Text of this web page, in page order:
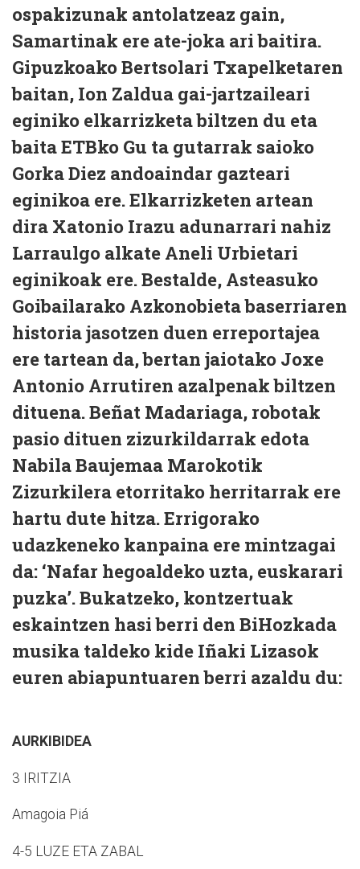
ospakizunak antolatzeaz gain,
Samartinak ere ate-joka ari baitira.
Gipuzkoako Bertsolari Txapelketaren
baitan, Ion Zaldua gai-jartzaileari
eginiko elkarrizketa biltzen du eta
baita ETBko Gu ta gutarrak saioko
Gorka Diez andoaindar gazteari
eginikoa ere. Elkarrizketen artean
dira Xatonio Irazu adunarrari nahiz
Larraulgo alkate Aneli Urbietari
eginikoak ere. Bestalde, Asteasuko
Goibailarako Azkonobieta baserriaren
historia jasotzen duen erreportajea
ere tartean da, bertan jaiotako Joxe
Antonio Arrutiren azalpenak biltzen
dituena. Beñat Madariaga, robotak
pasio dituen zizurkildarrak edota
Nabila Baujemaa Marokotik
Zizurkilera etorritako herritarrak ere
hartu dute hitza. Errigorako
udazkeneko kanpaina ere mintzagai
da: ‘Nafar hegoaldeko uzta, euskarari
puzka’. Bukatzeko, kontzertuak
eskaintzen hasi berri den BiHozkada
musika taldeko kide Iñaki Lizasok
euren abiapuntuaren berri azaldu du:
AURKIBIDEA
3 IRITZIA
Amagoia Piá
4-5 LUZE ETA ZABAL